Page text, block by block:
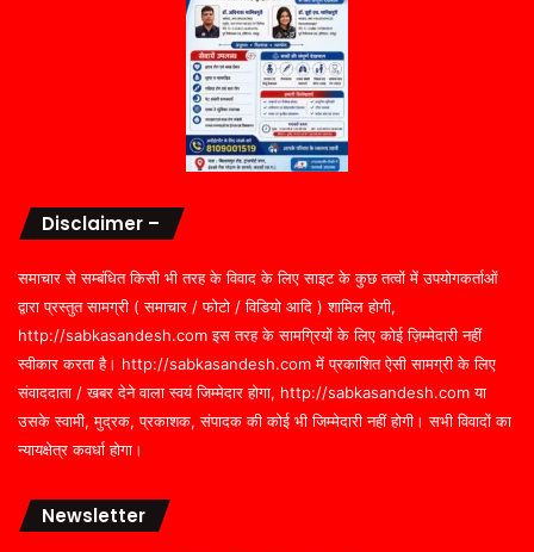
Disclaimer –
समाचार से सम्बंधित किसी भी तरह के विवाद के लिए साइट के कुछ तत्वों में उपयोगकर्ताओं
द्वारा प्रस्तुत सामग्री ( समाचार / फोटो / विडियो आदि ) शामिल होगी,
http://sabkasandesh.com इस तरह के सामग्रियों के लिए कोई ज़िम्मेदारी नहीं
स्वीकार करता है। http://sabkasandesh.com में प्रकाशित ऐसी सामग्री के लिए
संवाददाता / खबर देने वाला स्वयं जिम्मेदार होगा, http://sabkasandesh.com या
उसके स्वामी, मुद्रक, प्रकाशक, संपादक की कोई भी जिम्मेदारी नहीं होगी। सभी विवादों का
न्यायक्षेत्र कवर्धा होगा।
Newsletter